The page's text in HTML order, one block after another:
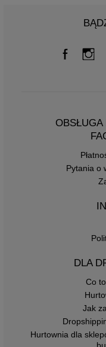
OBSŁUGA
Pytania o
DLA
Co
Jak
Hurtownia dla